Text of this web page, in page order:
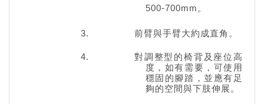
500-700mm。
前臂與手臂大約成直角。
對調整型的椅背及座位高
度，如有需要，可使用
穩固的腳踏，並應有足
夠的空間與下肢伸展。